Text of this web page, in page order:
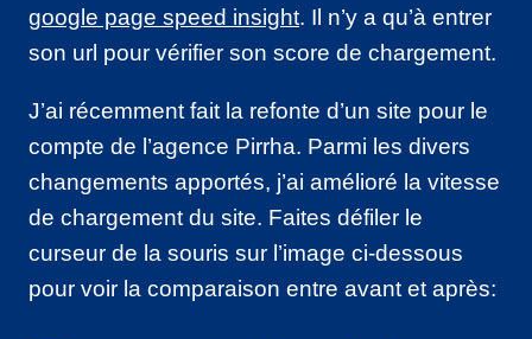
google page speed insight. Il n’y a qu’à entrer
son url pour vérifier son score de chargement.
J’ai récemment fait la refonte d’un site pour le
compte de l’agence Pirrha. Parmi les divers
changements apportés, j’ai amélioré la vitesse
de chargement du site. Faites défiler le
curseur de la souris sur l’image ci-dessous
pour voir la comparaison entre avant et après: